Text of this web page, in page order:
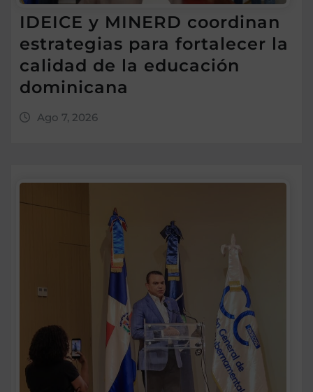
IDEICE y MINERD coordinan
estrategias para fortalecer la
calidad de la educación
dominicana
Ago 7, 2026